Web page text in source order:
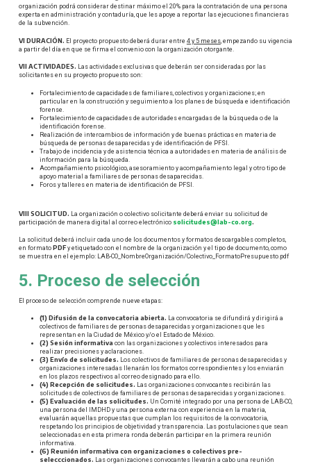
organización podrá considerar destinar máximo el 20% para la contratación de una persona
experta en administración y contaduría, que les apoye a reportar las ejecuciones financieras
de la subvención.
VI DURACIÓN. El proyecto propuesto deberá durar entre 4 y 5 meses, empezando su vigencia
a partir del día en que se firma el convenio con la organización otorgante.
VII ACTIVIDADES. Las actividades exclusivas que deberán ser consideradas por las
solicitantes en su proyecto propuesto son:
Fortalecimiento de capacidades de familiares, colectivos y organizaciones; en
particular en la construcción y seguimiento a los planes de búsqueda e identificación
forense.
Fortalecimiento de capacidades de autoridades encargadas de la búsqueda o de la
identificación forense.
Realización de intercambios de información y de buenas prácticas en materia de
búsqueda de personas desaparecidas y de identificación de PFSI.
Trabajo de incidencia y de asistencia técnica a autoridades en materia de análisis de
información para la búsqueda.
Acompañamiento psicológico, asesoramiento y acompañamiento legal y otro tipo de
apoyo material a familiares de personas desaparecidas.
Foros y talleres en materia de identificación de PFSI.
VIII SOLICITUD. La organización o colectivo solicitante deberá enviar su solicitud de
participación de manera digital al correo electrónico solicitudes@lab-co.org.
La solicitud deberá incluir cada uno de los documentos y formatos descargables completos,
en formato PDFy etiquetado con el nombre de la organización y el tipo de documento, como
se muestra en el ejemplo: LAB-CO_NombreOrganización/Colectivo_FormatoPresupuesto.pdf
5. Proceso de selección
El proceso de selección comprende nueve etapas:
(1) Difusión de la convocatoria abierta. La convocatoria se difundirá y dirigirá a
colectivos de familiares de personas desaparecidas y organizaciones que les
representan en la Ciudad de México y/o el Estado de México.
(2) Sesión informativa con las organizaciones y colectivos interesados para
realizar precisiones y aclaraciones.
(3) Envío de solicitudes. Los colectivos de familiares de personas desaparecidas y
organizaciones interesadas llenarán los formatos correspondientes y los enviarán
en los plazos respectivos al correo designado para ello.
(4) Recepción de solicitudes. Las organizaciones convocantes recibirán las
solicitudes de colectivos de familiares de personas desaparecidas y organizaciones.
(5) Evaluación de las solicitudes. Un Comité integrado por una persona de LAB-CO,
una persona del IMDHD y una persona externa con experiencia en la materia,
evaluarán aquellas propuestas que cumplan los requisitos de la convocatoria,
respetando los principios de objetividad y transparencia. Las postulaciones que sean
seleccionadas en esta primera ronda deberán participar en la primera reunión
informativa.
(6) Reunión informativa con organizaciones o colectivos pre-
selecccionados. Las organizaciones convocantes llevarán a cabo una reunión